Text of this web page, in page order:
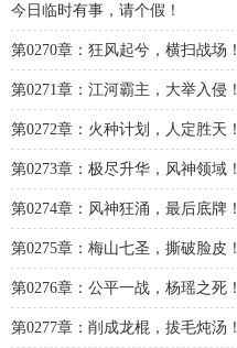
今日临时有事，请个假！
第0270章：狂风起兮，横扫战场！
第0271章：江河霸主，大举入侵！
第0272章：火种计划，人定胜天！
第0273章：极尽升华，风神领域！
第0274章：风神狂涌，最后底牌！
第0275章：梅山七圣，撕破脸皮！
第0276章：公平一战，杨瑶之死！
第0277章：削成龙棍，拔毛炖汤！